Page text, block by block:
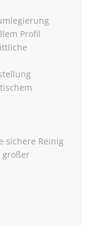
Profil
sichere Reinig
großer